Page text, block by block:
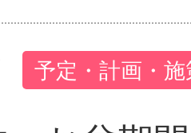
予定・計画・